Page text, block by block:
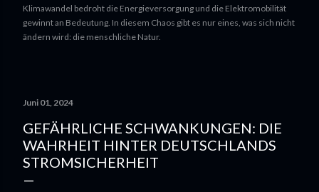
Klimawandel bedroht die Energieversorgung und die Elektromobilität
gewinnt an Bedeutung. In diesem Chaos gibt es nur eines, was sich nicht
ändern wird: die menschliche Natur.
Juni 01, 2024
GEFÄHRLICHE SCHWANKUNGEN: DIE
WAHRHEIT HINTER DEUTSCHLANDS
STROMSICHERHEIT